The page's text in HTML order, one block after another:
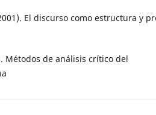
El discurso como estructura y
Métodos de análisis crítico del